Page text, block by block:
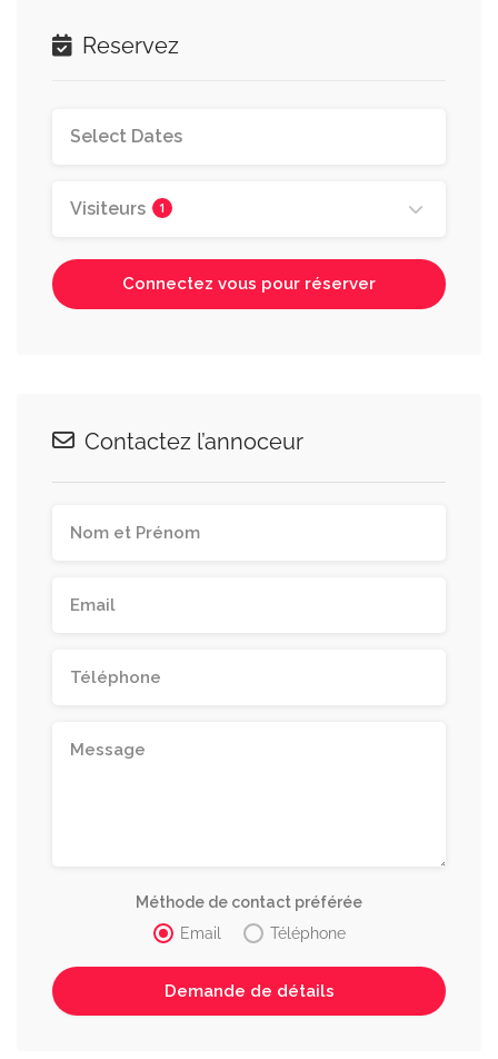
Reservez
Visiteurs 1
Connectez vous pour réserver
Contactez l’annoceur
Méthode de contact préférée
Email
Téléphone